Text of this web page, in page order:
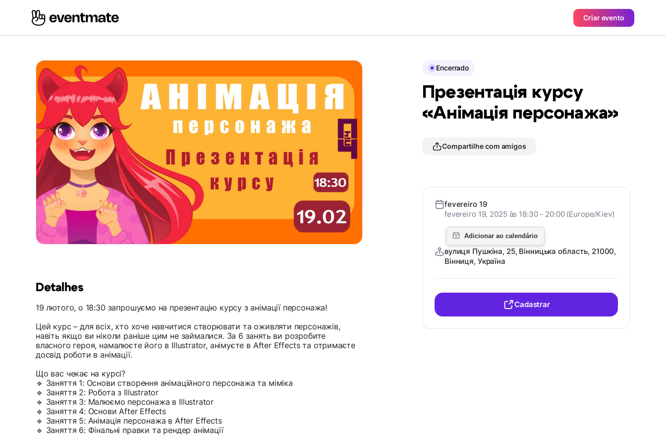
Criar evento
Detalhes
19 лютого, о 18:30 запрошуємо на презентацію курсу з анімації персонажа!
Цей курс – для всіх, хто хоче навчитися створювати та оживляти персонажів,
навіть якщо ви ніколи раніше цим не займалися. За 6 занять ви розробите
власного героя, намалюєте його в Illustrator, анімуєте в After Effects та отримаєте
досвід роботи в анімації.
Що вас чекає на курсі?
🔹 Заняття 1: Основи створення анімаційного персонажа та міміка
🔹 Заняття 2: Робота з Illustrator
🔹 Заняття 3: Малюємо персонажа в Illustrator
🔹 Заняття 4: Основи After Effects
🔹 Заняття 5: Анімація персонажа в After Effects
🔹 Заняття 6: Фінальні правки та рендер анімації
Encerrado
Презентація курсу
«Анімація персонажа»
Compartilhe com amigos
fevereiro 19
fevereiro 19, 2025 às 18:30 - 20:00 (Europe/Kiev)
вулиця Пушкіна, 25, Вінницька область, 21000,
Вінниця, Україна
Cadastrar